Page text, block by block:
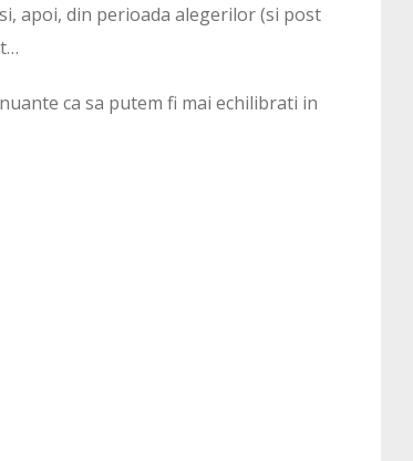
apoi, din perioada alegerilor (si post
ca sa putem fi mai echilibrati in